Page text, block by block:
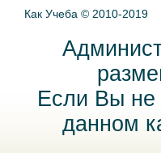
Как Учеба © 2010-2019
Если Вы не
данном